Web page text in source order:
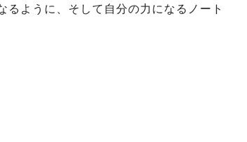
ように、そして自分の力になるノート